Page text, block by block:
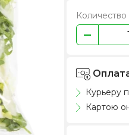
Количество
Курьеру
Картою